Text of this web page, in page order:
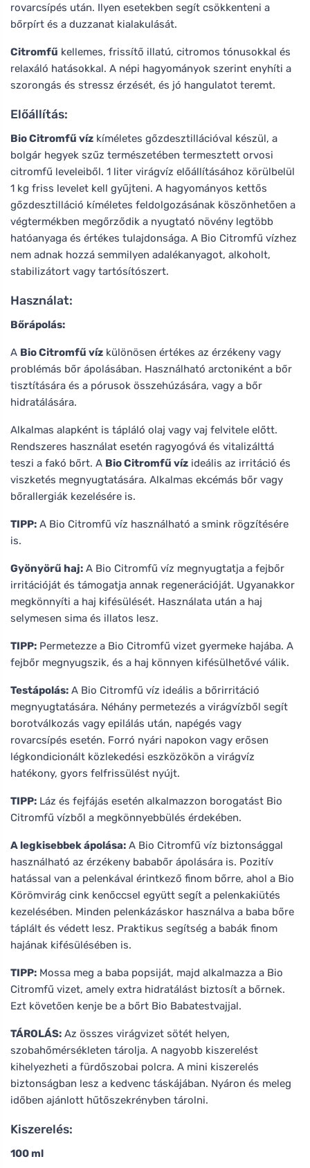
rovarcsípés után. Ilyen esetekben segít csökkenteni a
bőrpírt és a duzzanat kialakulását.
Citromfű kellemes, frissítő illatú, citromos tónusokkal és
relaxáló hatásokkal. A népi hagyományok szerint enyhíti a
szorongás és stressz érzését, és jó hangulatot teremt.
Előállítás:
Bio Citromfű víz kíméletes gőzdesztillációval készül, a
bolgár hegyek szűz természetében termesztett orvosi
citromfű leveleiből. 1 liter virágvíz előállításához körülbelül
1 kg friss levelet kell gyűjteni. A hagyományos kettős
gőzdesztilláció kíméletes feldolgozásának köszönhetően a
végtermékben megőrződik a nyugtató növény legtöbb
hatóanyaga és értékes tulajdonsága. A Bio Citromfű vízhez
nem adnak hozzá semmilyen adalékanyagot, alkoholt,
stabilizátort vagy tartósítószert.
Használat:
Bőrápolás:
A Bio Citromfű víz különösen értékes az érzékeny vagy
problémás bőr ápolásában. Használható arctoniként a bőr
tisztítására és a pórusok összehúzására, vagy a bőr
hidratálására.
Alkalmas alapként is tápláló olaj vagy vaj felvitele előtt.
Rendszeres használat esetén ragyogóvá és vitalizálttá
teszi a fakó bőrt. A Bio Citromfű víz ideális az irritáció és
viszketés megnyugtatására. Alkalmas ekcémás bőr vagy
bőrallergiák kezelésére is.
TIPP: A Bio Citromfű víz használható a smink rögzítésére
is.
Gyönyörű haj: A Bio Citromfű víz megnyugtatja a fejbőr
irritációját és támogatja annak regenerációját. Ugyanakkor
megkönnyíti a haj kifésülését. Használata után a haj
selymesen sima és illatos lesz.
TIPP: Permetezze a Bio Citromfű vizet gyermeke hajába. A
fejbőr megnyugszik, és a haj könnyen kifésülhetővé válik.
Testápolás: A Bio Citromfű víz ideális a bőrirritáció
megnyugtatására. Néhány permetezés a virágvízből segít
borotválkozás vagy epilálás után, napégés vagy
rovarcsípés esetén. Forró nyári napokon vagy erősen
légkondicionált közlekedési eszközökön a virágvíz
hatékony, gyors felfrissülést nyújt.
TIPP: Láz és fejfájás esetén alkalmazzon borogatást Bio
Citromfű vízből a megkönnyebbülés érdekében.
A legkisebbek ápolása: A Bio Citromfű víz biztonsággal
használható az érzékeny bababőr ápolására is. Pozitív
hatással van a pelenkával érintkező finom bőrre, ahol a Bio
Körömvirág cink kenőccsel együtt segít a pelenkakiütés
kezelésében. Minden pelenkázáskor használva a baba bőre
táplált és védett lesz. Praktikus segítség a babák finom
hajának kifésülésében is.
TIPP: Mossa meg a baba popsiját, majd alkalmazza a Bio
Citromfű vizet, amely extra hidratálást biztosít a bőrnek.
Ezt követően kenje be a bőrt Bio Babatestvajjal.
TÁROLÁS: Az összes virágvizet sötét helyen,
szobahőmérsékleten tárolja. A nagyobb kiszerelést
kihelyezheti a fürdőszobai polcra. A mini kiszerelés
biztonságban lesz a kedvenc táskájában. Nyáron és meleg
időben ajánlott hűtőszekrényben tárolni.
Kiszerelés:
100 ml